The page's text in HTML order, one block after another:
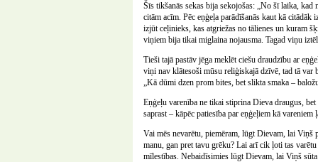
Šīs tikšanās sekas bija sekojošas: „No šī laika,
citām acīm. Pēc eņģeļa parādīšanās kaut kā
izjūt ceļinieks, kas atgriežas no tālienes un kuram
viņiem bija tikai miglaina nojausma. Tagad viņu
Tieši tajā pastāv jēga meklēt ciešu draudzību ar
viņi nav klātesoši mūsu reliģiskajā dzīvē, tad tā
„Kā dūmi dzen prom bites, bet slikta smaka –
Eņģeļu varenība ne tikai stiprina Dieva draugus,
saprast – kāpēc patiesība par eņģeļiem kā
Vai mēs nevarētu, piemēram, lūgt Dievam, lai Viņš
manu, gan pret tavu grēku? Lai arī cik ļoti tas
mīlestības. Nebaidīsimies lūgt Dievam, lai Viņš